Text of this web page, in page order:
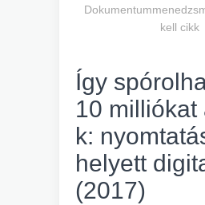
kell cikk
Így
10 milliókat
k:
helyett
(2017)